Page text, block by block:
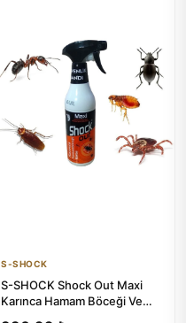
S-SHOCK
S-SHOCK Shock Out Maxi
Karınca Hamam Böceği Ve